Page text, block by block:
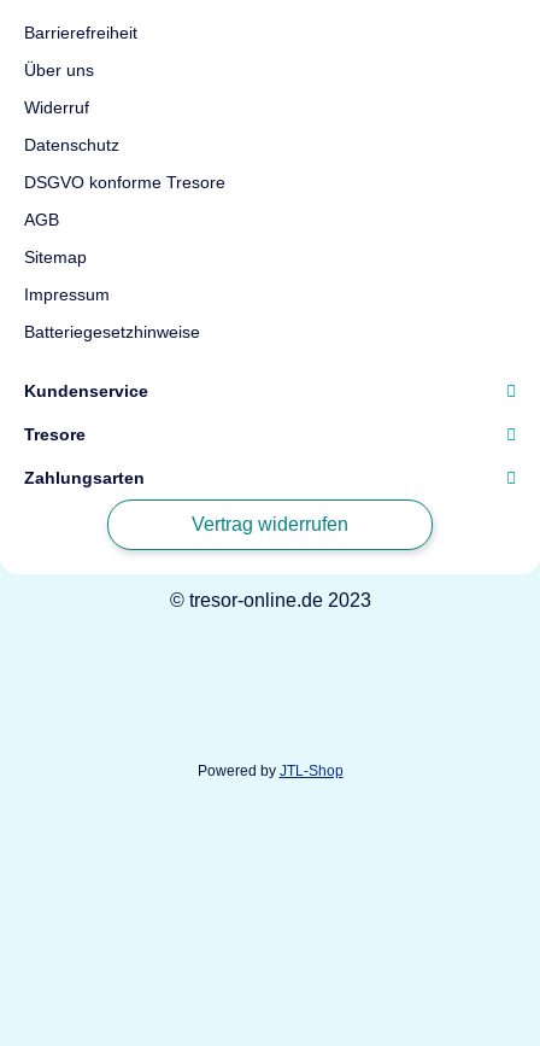
Barrierefreiheit
Über uns
Widerruf
Datenschutz
DSGVO konforme Tresore
AGB
Sitemap
Impressum
Batteriegesetzhinweise
Kundenservice
Tresore
Zahlungsarten
Vertrag widerrufen
© tresor-online.de 2023
Powered by JTL-Shop